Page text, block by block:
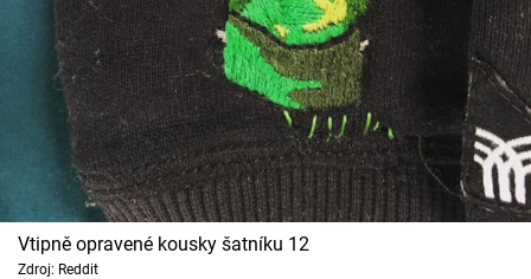
Vtipně opravené kousky šatníku 12
Zdroj: Reddit